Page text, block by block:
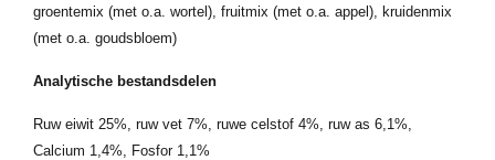
groentemix (met o.a. wortel), fruitmix (met o.a. appel), kruidenmix
(met o.a. goudsbloem)
Analytische bestandsdelen
Ruw eiwit 25%, ruw vet 7%, ruwe celstof 4%, ruw as 6,1%,
Calcium 1,4%, Fosfor 1,1%